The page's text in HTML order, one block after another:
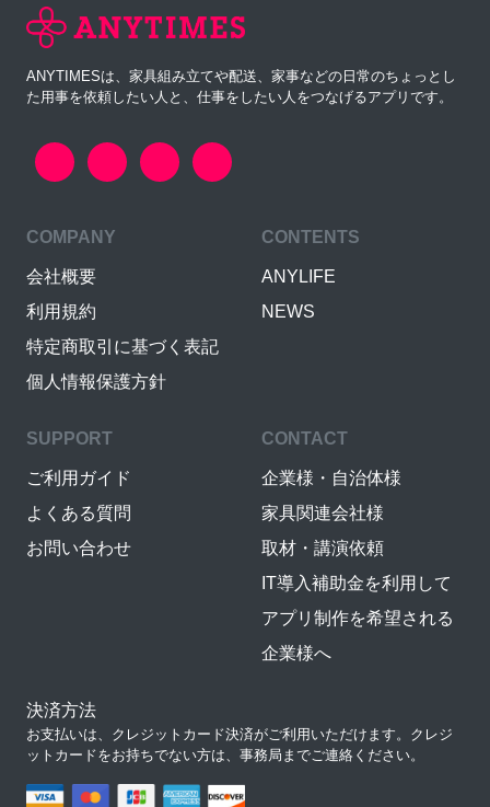
ANYTIMESは、家具組み立てや配送、家事などの日常のちょっとし
た用事を依頼したい人と、仕事をしたい人をつなげるアプリです。
COMPANY
会社概要
利用規約
特定商取引に基づく表記
個人情報保護方針
CONTENTS
ANYLIFE
NEWS
SUPPORT
ご利用ガイド
よくある質問
お問い合わせ
CONTACT
企業様・自治体様
家具関連会社様
取材・講演依頼
IT導入補助金を利用して
アプリ制作を希望される
企業様へ
決済方法
お支払いは、クレジットカード決済がご利用いただけます。クレジ
ットカードをお持ちでない方は、事務局までご連絡ください。